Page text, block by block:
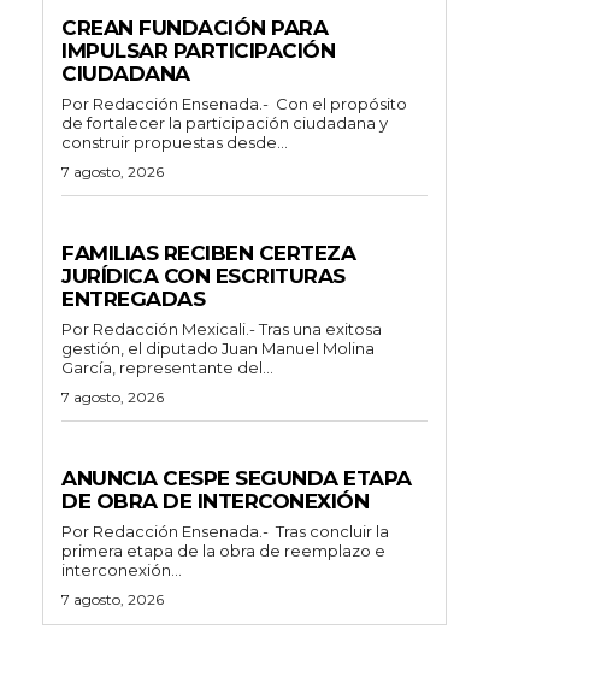
CREAN FUNDACIÓN PARA
IMPULSAR PARTICIPACIÓN
CIUDADANA
Por Redacción Ensenada.- Con el propósito
de fortalecer la participación ciudadana y
construir propuestas desde...
7 agosto, 2026
FAMILIAS RECIBEN CERTEZA
JURÍDICA CON ESCRITURAS
ENTREGADAS
Por Redacción Mexicali.- Tras una exitosa
gestión, el diputado Juan Manuel Molina
García, representante del...
7 agosto, 2026
ANUNCIA CESPE SEGUNDA ETAPA
DE OBRA DE INTERCONEXIÓN
Por Redacción Ensenada.- Tras concluir la
primera etapa de la obra de reemplazo e
interconexión...
7 agosto, 2026